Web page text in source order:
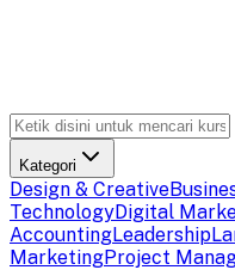
Kategori
Design & Creative
TechnologyDigital
AccountingLeadership
MarketingProject